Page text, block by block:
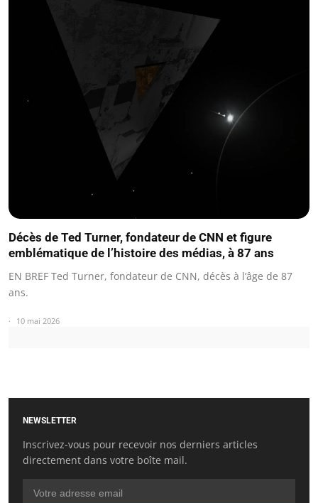
Décès de Ted Turner, fondateur de CNN et figure
emblématique de l’histoire des médias, à 87 ans
EN BREF Ted Turner, fondateur de CNN, décès à l’âge de 87
ans.
10 mai 2026
NEWSLETTER
Inscrivez-vous pour recevoir nos derniers articles
directement dans votre boîte mail.